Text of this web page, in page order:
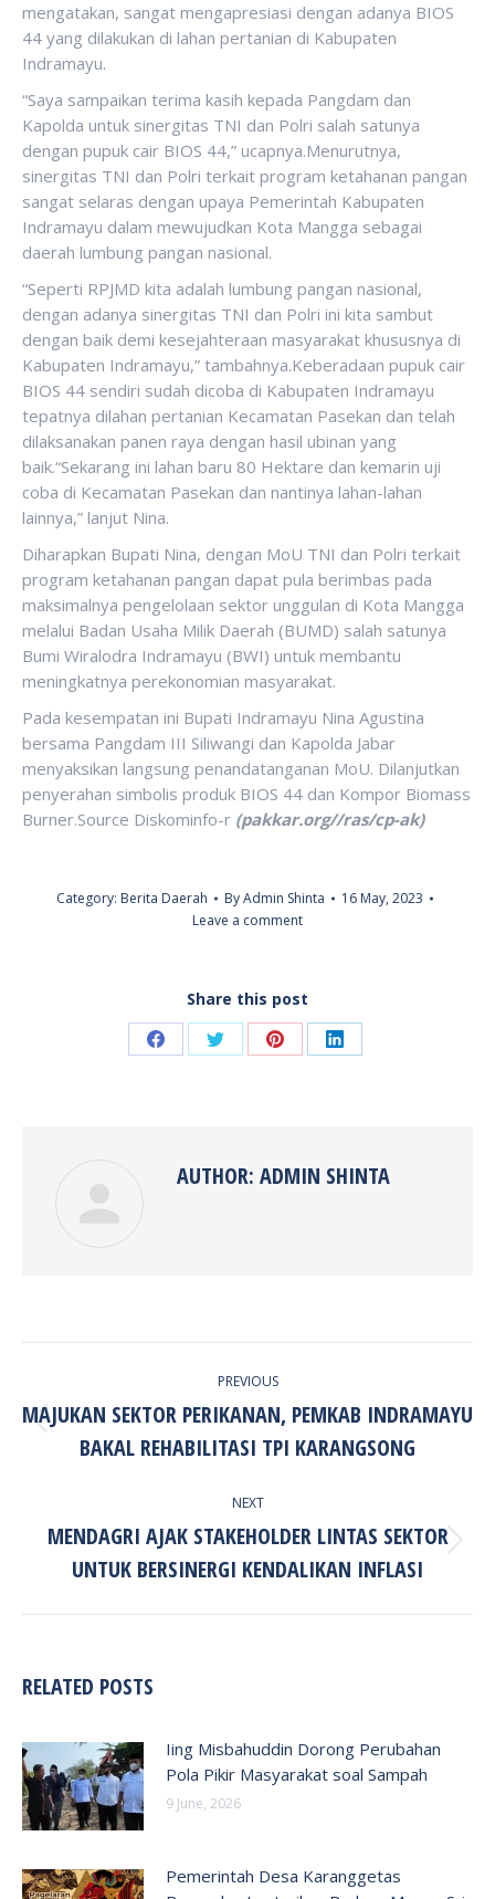
mengatakan, sangat mengapresiasi dengan adanya BIOS
44 yang dilakukan di lahan pertanian di Kabupaten
Indramayu.
“Saya sampaikan terima kasih kepada Pangdam dan
Kapolda untuk sinergitas TNI dan Polri salah satunya
dengan pupuk cair BIOS 44,” ucapnya.Menurutnya,
sinergitas TNI dan Polri terkait program ketahanan pangan
sangat selaras dengan upaya Pemerintah Kabupaten
Indramayu dalam mewujudkan Kota Mangga sebagai
daerah lumbung pangan nasional.
“Seperti RPJMD kita adalah lumbung pangan nasional,
dengan adanya sinergitas TNI dan Polri ini kita sambut
dengan baik demi kesejahteraan masyarakat khususnya di
Kabupaten Indramayu,” tambahnya.Keberadaan pupuk cair
BIOS 44 sendiri sudah dicoba di Kabupaten Indramayu
tepatnya dilahan pertanian Kecamatan Pasekan dan telah
dilaksanakan panen raya dengan hasil ubinan yang
baik.“Sekarang ini lahan baru 80 Hektare dan kemarin uji
coba di Kecamatan Pasekan dan nantinya lahan-lahan
lainnya,” lanjut Nina.
Diharapkan Bupati Nina, dengan MoU TNI dan Polri terkait
program ketahanan pangan dapat pula berimbas pada
maksimalnya pengelolaan sektor unggulan di Kota Mangga
melalui Badan Usaha Milik Daerah (BUMD) salah satunya
Bumi Wiralodra Indramayu (BWI) untuk membantu
meningkatnya perekonomian masyarakat.
Pada kesempatan ini Bupati Indramayu Nina Agustina
bersama Pangdam III Siliwangi dan Kapolda Jabar
menyaksikan langsung penandatanganan MoU. Dilanjutkan
penyerahan simbolis produk BIOS 44 dan Kompor Biomass
Burner.Source Diskominfo-r (pakkar.org//ras/cp-ak)
Category: Berita Daerah ByAdmin Shinta
16 May, 2023
Leave a comment
Share this post
Share Share Share Share
AUTHOR: ADMIN SHINTA
PREVIOUS
Previous
post:
MAJUKAN SEKTOR PERIKANAN, PEMKAB INDRAMAYU
BAKAL REHABILITASI TPI KARANGSONG
NEXT
Next
post:
MENDAGRI AJAK STAKEHOLDER LINTAS SEKTOR
UNTUK BERSINERGI KENDALIKAN INFLASI
RELATED POSTS
Iing Misbahuddin Dorong Perubahan
Pola Pikir Masyarakat soal Sampah
9 June, 2026
Pemerintah Desa Karanggetas